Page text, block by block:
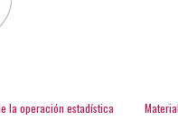
la operación estadística